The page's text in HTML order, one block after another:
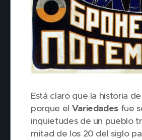
Está claro que la historia de
porque el Variedades fue
inquietudes de un pueblo
mitad de los 20 del siglo